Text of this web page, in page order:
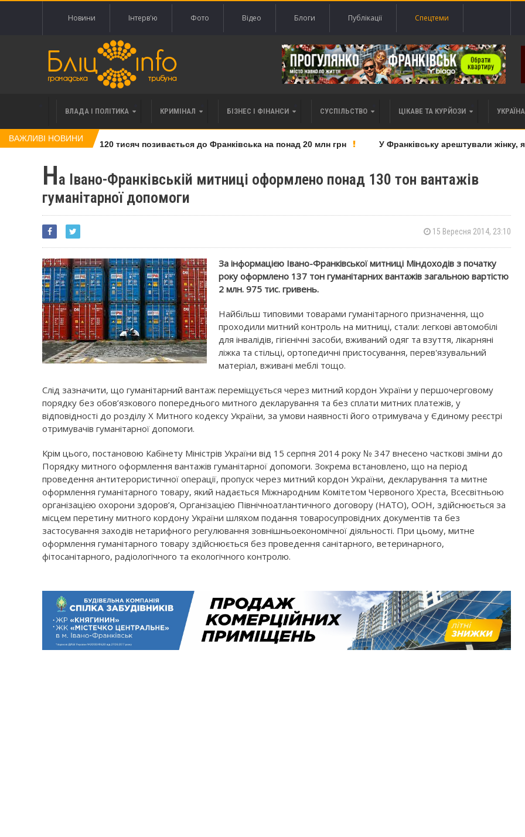
Новини Інтерв'ю Фото Відео Блоги Публікації Спецтеми
ВЛАДА І ПОЛІТИКА КРИМІНАЛ БІЗНЕС І ФІНАНСИ СУСПІЛЬСТВО ЦІКАВЕ ТА КУРЙОЗИ
ВАЖЛИВІ НОВИНИ
права вимоги за 120 тисяч позивається до Франківська на понад 20 млн грн У Франківську арештували жінку,
На Івано-Франківській митниці оформлено понад 130 тон вантажів
гуманітарної допомоги
15 Вересня 2014, 23:10
За інформацією Івано-Франківської митниці Міндоходів з початку
року оформлено 137 тон гуманітарних вантажів загальною вартістю
2 млн. 975 тис. гривень.
Найбільш типовими товарами гуманітарного призначення, що
проходили митний контроль на митниці, стали: легкові автомобілі
для інвалідів, гігієнічні засоби, вживаний одяг та взуття, лікарняні
ліжка та стільці, ортопедичні пристосування, перев'язувальний
матеріал, вживані меблі тощо.
Слід зазначити, що гуманітарний вантаж переміщується через митний кордон України у першочерговому
порядку без обов’язкового попереднього митного декларування та без сплати митних платежів, у
відповідності до розділу X Митного кодексу України, за умови наявності його отримувача у Єдиному реєстрі
отримувачів гуманітарної допомоги.
Крім цього, постановою Кабінету Міністрів України від 15 серпня 2014 року № 347 внесено часткові зміни до
Порядку митного оформлення вантажів гуманітарної допомоги. Зокрема встановлено, що на період
проведення антитерористичної операції, пропуск через митний кордон України, декларування та митне
оформлення гуманітарного товару, який надається Міжнародним Комітетом Червоного Хреста, Всесвітньою
організацією охорони здоров’я, Організацією Північноатлантичного договору (НАТО), ООН, здійснюється за
місцем перетину митного кордону України шляхом подання товаросупровідних документів та без
застосування заходів нетарифного регулювання зовнішньоекономічної діяльності. При цьому, митне
оформлення гуманітарного товару здійснюється без проведення санітарного, ветеринарного,
фітосанітарного, радіологічного та екологічного контролю.